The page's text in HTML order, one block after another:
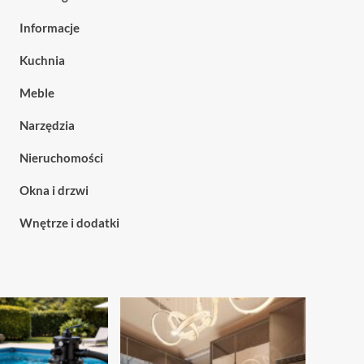
Informacje
Kuchnia
Meble
Narzędzia
Nieruchomości
Okna i drzwi
Wnętrze i dodatki